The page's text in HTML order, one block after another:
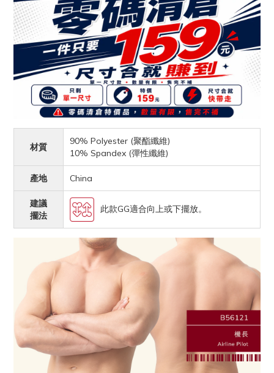
材質
90% Polyester (聚酯纖維)
10% Spandex (彈性纖維)
產地 China
建議
擺法
此款GG適合向上或下擺放。